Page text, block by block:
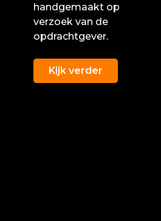
handgemaakt op
verzoek van de
opdrachtgever.
Kijk verder